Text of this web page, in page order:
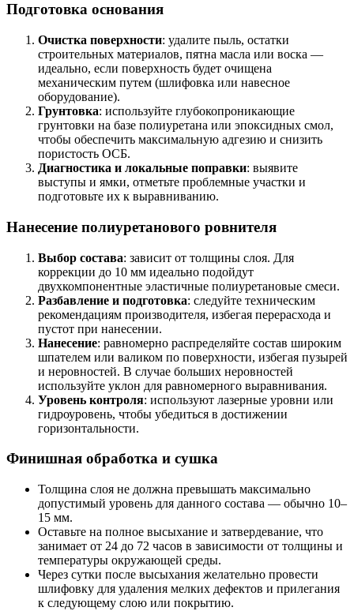
Подготовка основания
Очистка поверхности: удалите пыль, остатки
строительных материалов, пятна масла или воска —
идеально, если поверхность будет очищена
механическим путем (шлифовка или навесное
оборудование).
Грунтовка: используйте глубокопроникающие
грунтовки на базе полиуретана или эпоксидных смол,
чтобы обеспечить максимальную адгезию и снизить
пористость ОСБ.
Диагностика и локальные поправки: выявите
выступы и ямки, отметьте проблемные участки и
подготовьте их к выравниванию.
Нанесение полиуретанового ровнителя
Выбор состава: зависит от толщины слоя. Для
коррекции до 10 мм идеально подойдут
двухкомпонентные эластичные полиуретановые смеси.
Разбавление и подготовка: следуйте техническим
рекомендациям производителя, избегая перерасхода и
пустот при нанесении.
Нанесение: равномерно распределяйте состав широким
шпателем или валиком по поверхности, избегая пузырей
и неровностей. В случае больших неровностей
используйте уклон для равномерного выравнивания.
Уровень контроля: используют лазерные уровни или
гидроуровень, чтобы убедиться в достижении
горизонтальности.
Финишная обработка и сушка
Толщина слоя не должна превышать максимально
допустимый уровень для данного состава — обычно 10–
15 мм.
Оставьте на полное высыхание и затвердевание, что
занимает от 24 до 72 часов в зависимости от толщины и
температуры окружающей среды.
Через сутки после высыхания желательно провести
шлифовку для удаления мелких дефектов и прилегания
к следующему слою или покрытию.